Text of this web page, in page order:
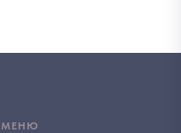
МЕНЮ